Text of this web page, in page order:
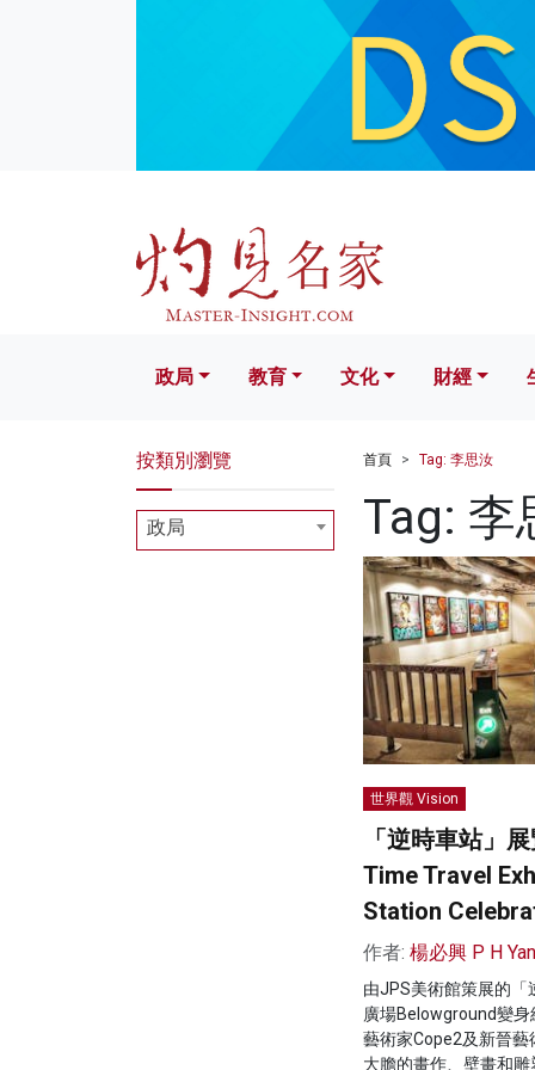
文化 財經 生活
政局 教育 文化 財經
首頁 Tag: 李思汝
Tag: 李
世界觀 Vision
「逆時車站」
Time Travel
Station
作者: 楊必興 P H
由JPS美術館策展的
廣場Belowground變
藝術家Cope2及新晉
大膽的畫作、壁畫和
按類別瀏覽
政局